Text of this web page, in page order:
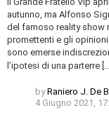
autunno, ma Alfonso
del famoso reality show
promettenti e gli
sono emerse
l’ipotesi di una parterre
by Raniero J. De
4 Giugno 2021,